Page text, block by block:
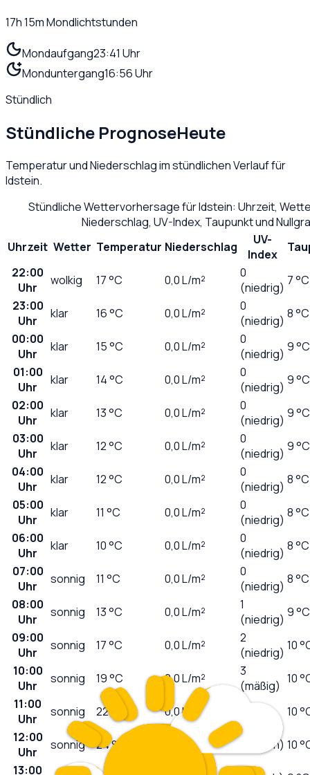
17h 15mMondlichtstunden
Mondaufgang23:41 Uhr
Monduntergang16:56 Uhr
Stündlich
Stündliche PrognoseHeute
Temperatur und Niederschlag im stündlichen Verlauf für
Idstein.
Stündliche Wettervorhersage fürIdstein: Uhrzeit,
Niederschlag, UV-Index, Taupunkt und
Uhrzeit Wetter Temperatur Niederschlag
UV-
Index
22:00
Uhr
wolkig 17°C 0,0L/m²
0
(niedrig) 7 °C
23:00
Uhr
klar 16°C 0,0L/m²
0
(niedrig) 8 °C
00:00
Uhr
klar 15°C 0,0L/m²
0
(niedrig) 9 °C
01:00
Uhr
klar 14°C 0,0L/m²
0
(niedrig) 9 °C
02:00
Uhr
klar 13°C 0,0L/m²
0
(niedrig) 9 °C
03:00
Uhr
klar 12°C 0,0L/m²
0
(niedrig) 9 °C
04:00
Uhr
klar 12°C 0,0L/m²
0
(niedrig) 8 °C
05:00
Uhr
klar 11 °C 0,0L/m²
0
(niedrig) 8 °C
06:00
Uhr
klar 10°C 0,0L/m²
0
(niedrig) 8 °C
07:00
Uhr
sonnig 11 °C 0,0L/m²
0
(niedrig) 8 °C
08:00
Uhr
sonnig 13°C 0,0L/m²
1
(niedrig) 9 °C
09:00
Uhr
sonnig 17°C 0,0L/m²
2
(niedrig) 10
10:00
Uhr
sonnig 19°C 0,0L/m²
3
(mäßig) 10
11:00
Uhr
sonnig 22°C 0,0L/m²
(mäßig) 10
12:00
Uhr
sonnig 24°C L/m² 6 (hoch) 10
13:00